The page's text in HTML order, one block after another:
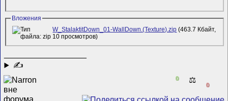
Вложения
W_StalaktitDown_01-WallDown.(Texture).zip (463.7 Кбайт,
10 просмотров)
✍
0 ⚖️
0